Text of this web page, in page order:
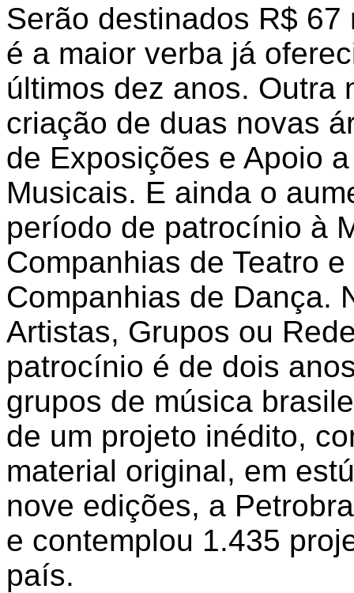
Serão destinados R$
é a maior verba já
últimos dez anos. Outra
criação de duas novas
de Exposições e Apoio
Musicais. E ainda o
período de patrocínio à
Companhias de Teatro
Companhias de Dança.
Artistas, Grupos ou
patrocínio é de dois
grupos de música
de um projeto inédito,
material original, em
nove edições, a
e contemplou 1.435
país.